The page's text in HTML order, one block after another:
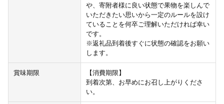
や、寄附者様に良い状態で果物を楽しんで
いただきたい思いから一定のルールを設け
ていることを何卒ご理解いただければ幸い
です。
※返礼品到着後すぐに状態の確認をお願い
します。
賞味期限
【消費期限】
到着次第、お早めにお召し上がりくださ
い。